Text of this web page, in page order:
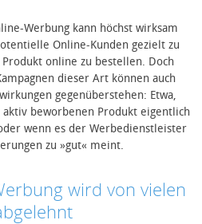
Werbung kann höchst wirksam
Online-Kunden gezielt zu
online zu bestellen. Doch
dieser Art können auch
gegenüberstehen: Etwa,
beworbenen Produkt eigentlich
wenn es der Werbedienstleister
zu »gut« meint.
wird von vielen